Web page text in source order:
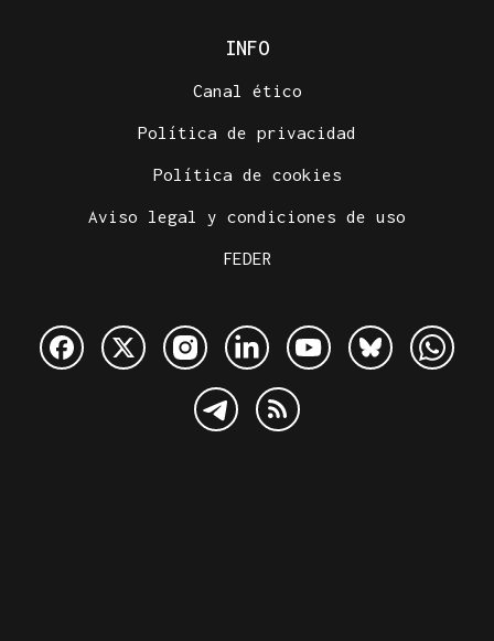
INFO
Canal ético
Política de privacidad
Política de cookies
Aviso legal y condiciones de uso
FEDER